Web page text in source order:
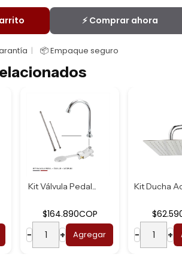
⚡ Comprar ahora
📦 Empaque seguro
Kit Válvula Pedal...
$164.890COP
−
+ Agregar
−
+